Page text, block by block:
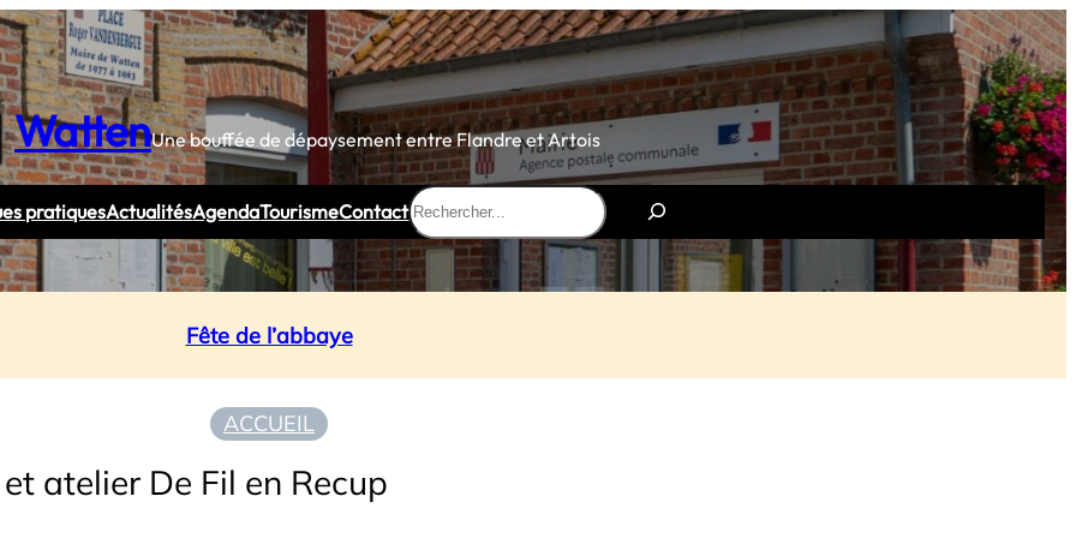
WattenUne bouffée de dépaysement entre Flandre et Artois
pratiquesActualitésAgendaTourismeContact
Rechercher
Fête de l’abbaye
ACCUEIL
atelier De Fil en Recup